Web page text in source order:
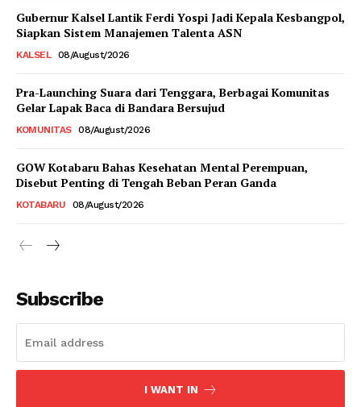
Gubernur Kalsel Lantik Ferdi Yospi Jadi Kepala Kesbangpol,
Siapkan Sistem Manajemen Talenta ASN
KALSEL 08/August/2026
Pra-Launching Suara dari Tenggara, Berbagai Komunitas
Gelar Lapak Baca di Bandara Bersujud
KOMUNITAS 08/August/2026
GOW Kotabaru Bahas Kesehatan Mental Perempuan,
Disebut Penting di Tengah Beban Peran Ganda
KOTABARU 08/August/2026
Subscribe
I WANT IN